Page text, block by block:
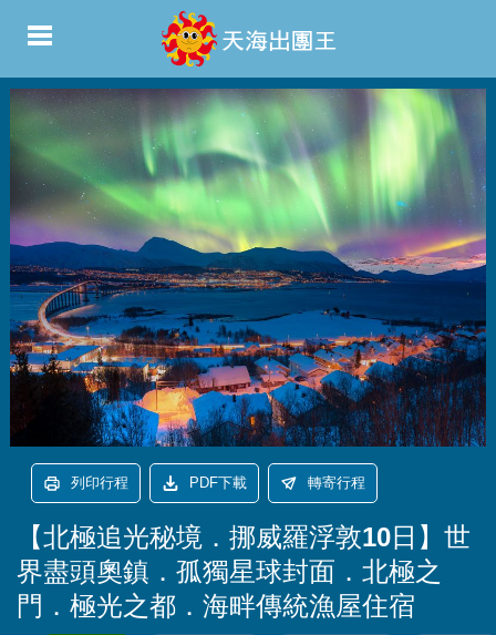
列印行程 PDF下載 轉寄行程
【北極追光秘境．挪威羅浮敦10日】世
界盡頭奧鎮．孤獨星球封面．北極之
門．極光之都．海畔傳統漁屋住宿